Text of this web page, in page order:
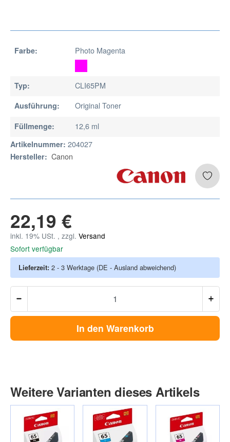
Farbe: Photo Magenta
Typ: CLI65PM
Ausführung: Original Toner
Füllmenge: 12,6 ml
Artikelnummer: 204027
Hersteller: Canon
22,19 €
inkl. 19% USt. , zzgl. Versand
Sofort verfügbar
Lieferzeit: 2 - 3 Werktage (DE - Ausland abweichend)
In den Warenkorb
Weitere Varianten dieses Artikels